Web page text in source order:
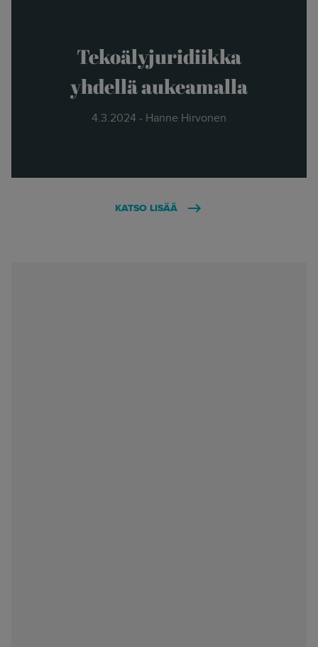
Tekoälyjuridiikka
yhdellä aukeamalla
4.3.2024 - Hanne Hirvonen
KATSO LISÄÄ